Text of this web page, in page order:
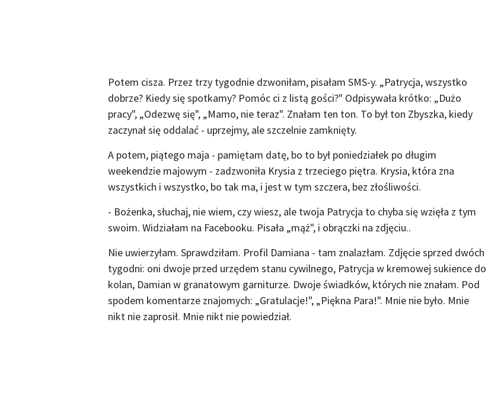
Potem cisza. Przez trzy tygodnie dzwoniłam, pisałam SMS-y. „Patrycja, wszystko
dobrze? Kiedy się spotkamy? Pomóc ci z listą gości?" Odpisywała krótko: „Dużo
pracy", „Odezwę się", „Mamo, nie teraz". Znałam ten ton. To był ton Zbyszka, kiedy
zaczynał się oddalać - uprzejmy, ale szczelnie zamknięty.
A potem, piątego maja - pamiętam datę, bo to był poniedziałek po długim
weekendzie majowym - zadzwoniła Krysia z trzeciego piętra. Krysia, która zna
wszystkich i wszystko, bo tak ma, i jest w tym szczera, bez złośliwości.
- Bożenka, słuchaj, nie wiem, czy wiesz, ale twoja Patrycja to chyba się wzięła z tym
swoim. Widziałam na Facebooku. Pisała „mąż", i obrączki na zdjęciu..
Nie uwierzyłam. Sprawdziłam. Profil Damiana - tam znalazłam. Zdjęcie sprzed dwóch
tygodni: oni dwoje przed urzędem stanu cywilnego, Patrycja w kremowej sukience do
kolan, Damian w granatowym garniturze. Dwoje świadków, których nie znałam. Pod
spodem komentarze znajomych: „Gratulacje!", „Piękna Para!". Mnie nie było. Mnie
nikt nie zaprosił. Mnie nikt nie powiedział.